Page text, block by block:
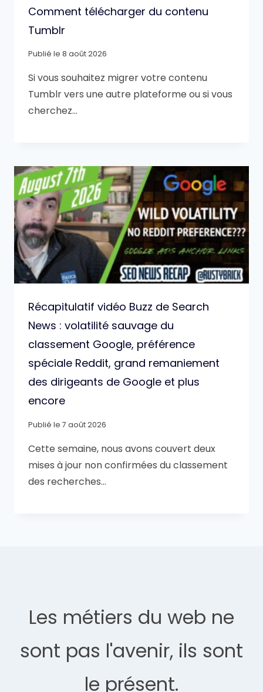
Comment télécharger du contenu
Tumblr
Publié le 8 août 2026
Si vous souhaitez migrer votre contenu
Tumblr vers une autre plateforme ou si vous
cherchez…
Récapitulatif vidéo Buzz de Search
News : volatilité sauvage du
classement Google, préférence
spéciale Reddit, grand remaniement
des dirigeants de Google et plus
encore
Publié le 7 août 2026
Cette semaine, nous avons couvert deux
mises à jour non confirmées du classement
des recherches…
Les métiers du web ne
sont pas l'avenir, ils sont
le présent.